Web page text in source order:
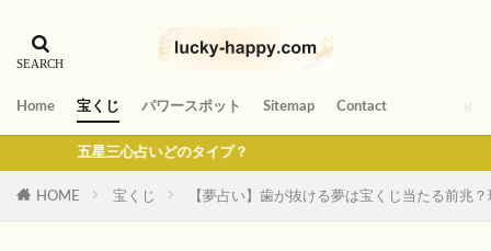
Home 宝くじ パワースポット Sitemap Contact
五星三心占いどのタイプ？
HOME 宝くじ 【夢占い】歯が抜ける夢は宝くじ当たる前兆